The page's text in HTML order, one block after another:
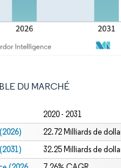
DU MARCHÉ
2020 - 2031
22.72 Milliards de
32.25 Milliards de